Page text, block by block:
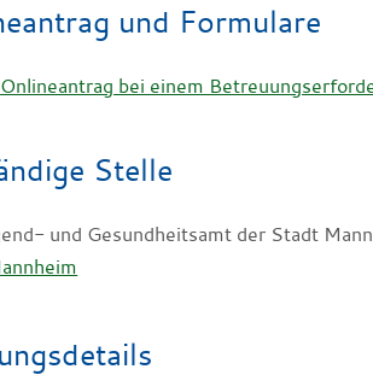
und Formulare
Onlineantrag bei einem
Stelle
und Gesundheitsamt der Stadt